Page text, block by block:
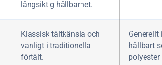
långsiktig hållbarhet.
Klassisk tältkänsla och
vanligt i traditionella
förtält.
hållbart
polyester